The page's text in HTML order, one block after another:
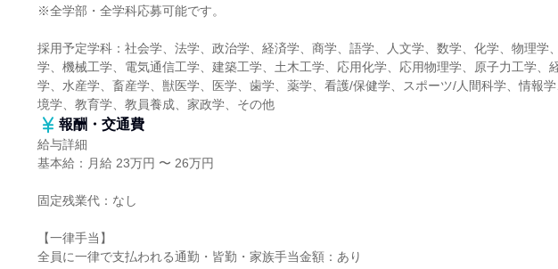
※全学部・全学科応募可能です。
採用予定学科：社会学、法学、政治学、経済学、商学、語学、人文学、数学、化学、物理学
学、機械工学、電気通信工学、建築工学、土木工学、応用化学、応用物理学、原子力工学、
学、水産学、畜産学、獣医学、医学、歯学、薬学、看護/保健学、スポーツ/人間科学、情報
境学、教育学、教員養成、家政学、その他
報酬・交通費
給与詳細
基本給：月給 23万円 〜 26万円
固定残業代：なし
【一律手当】
全員に一律で支払われる通勤・皆勤・家族手当金額：あり